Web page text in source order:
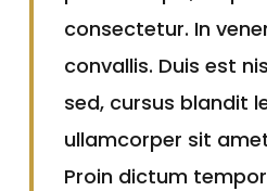
consectetur. In
convallis. Duis est
sed, cursus blandit
ullamcorper sit
Proin dictum